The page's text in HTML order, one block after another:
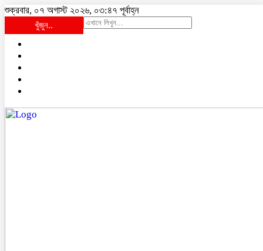
শুক্রবার, ০৭ অগাস্ট ২০২৬, ০৩:৪৭ পূর্বাহ্ন
খুঁজুন..